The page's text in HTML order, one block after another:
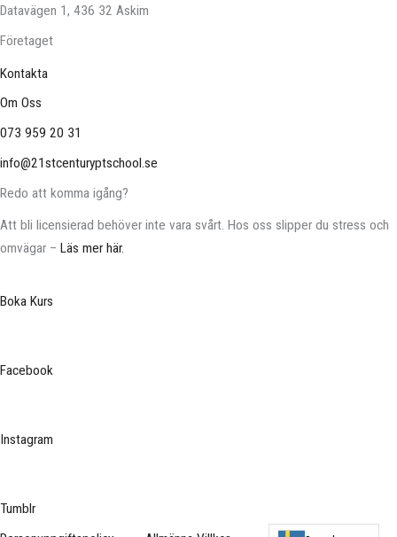
Datavägen 1, 436 32 Askim
Företaget
Kontakta
Om Oss
073 959 20 31
info@21stcenturyptschool.se
Redo att komma igång?
Att bli licensierad behöver inte vara svårt. Hos oss slipper du stress och
omvägar – Läs mer här.
Boka Kurs
Facebook
Instagram
Tumblr